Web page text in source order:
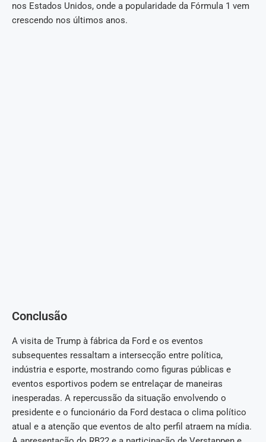
nos Estados Unidos, onde a popularidade da Fórmula 1 vem
crescendo nos últimos anos.
Conclusão
A visita de Trump à fábrica da Ford e os eventos
subsequentes ressaltam a intersecção entre política,
indústria e esporte, mostrando como figuras públicas e
eventos esportivos podem se entrelaçar de maneiras
inesperadas. A repercussão da situação envolvendo o
presidente e o funcionário da Ford destaca o clima político
atual e a atenção que eventos de alto perfil atraem na mídia.